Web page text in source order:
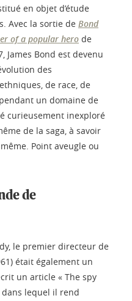
en objet d’étude
Avec la sortie de Bond
of a popular hero de
James Bond est devenu
des
de race, de
un domaine de
curieusement inexploré
de la saga, à savoir
Point aveugle ou
de
le premier directeur de
était également un
un article « The spy
dans lequel il rend